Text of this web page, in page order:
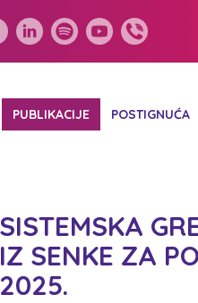
PUBLIKACIJE POSTIGNUĆA
SISTEMSKA
IZ SENKE ZA
2025.